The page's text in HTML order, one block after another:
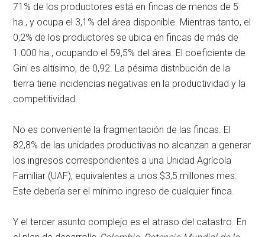
71% de los productores está en fincas de menos de 5
ha., y ocupa el 3,1% del área disponible. Mientras tanto, el
0,2% de los productores se ubica en fincas de más de
1.000 ha., ocupando el 59,5% del área. El coeficiente de
Gini es altísimo, de 0,92. La pésima distribución de la
tierra tiene incidencias negativas en la productividad y la
competitividad.
No es conveniente la fragmentación de las fincas. El
82,8% de las unidades productivas no alcanzan a generar
los ingresos correspondientes a una Unidad Agrícola
Familiar (UAF), equivalentes a unos $3,5 millones mes.
Este debería ser el mínimo ingreso de cualquier finca.
Y el tercer asunto complejo es el atraso del catastro. En